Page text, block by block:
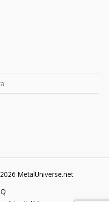
MetalUniverse.net